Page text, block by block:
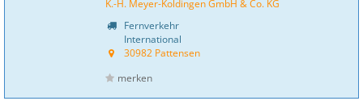
K.-H. Meyer-Koldingen GmbH & Co. KG
Fernverkehr
International
30982 Pattensen
merken